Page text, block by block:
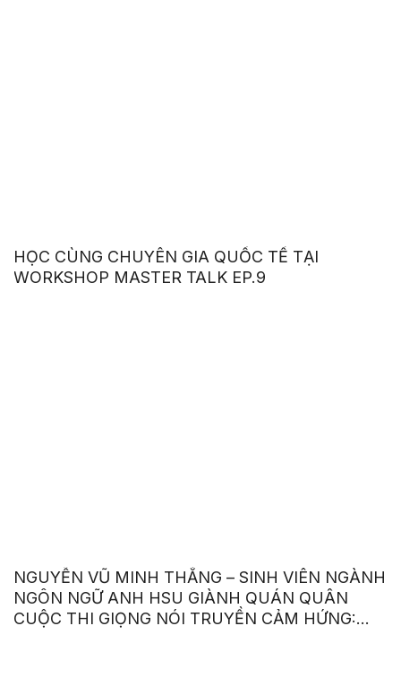
HỌC CÙNG CHUYÊN GIA QUỐC TẾ TẠI
WORKSHOP MASTER TALK EP.9
NGUYỄN VŨ MINH THẮNG – SINH VIÊN NGÀNH
NGÔN NGỮ ANH HSU GIÀNH QUÁN QUÂN
CUỘC THI GIỌNG NÓI TRUYỀN CẢM HỨNG: